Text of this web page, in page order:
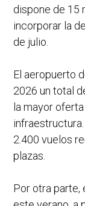
dispone de 15
incorporar la
de julio.
El aeropuerto
2026 un total
la mayor
2.400 vuelos
plazas.
Por otra parte,